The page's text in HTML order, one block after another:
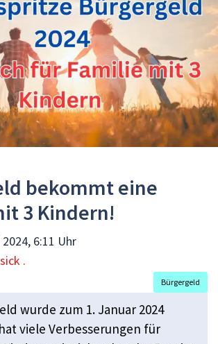
bekommt eine
3 Kindern!
6:11 Uhr
.
Bürgergeld
wurde zum 1. Januar 2024
viele Verbesserungen für